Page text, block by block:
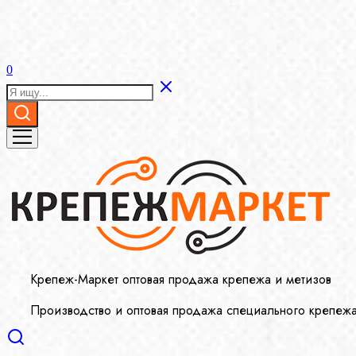
0
Крепеж-Маркет оптовая продажа крепежа и метизов
Производство и оптовая продажа специального